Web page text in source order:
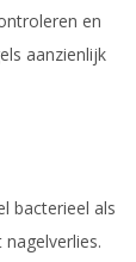
en
aanzienlijk
bacterieel als